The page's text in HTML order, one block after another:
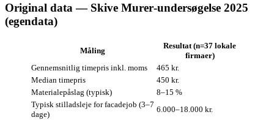
Original data — Skive Murer‑undersøgelse 2025
(egendata)
Måling
Resultat (n=37 lokale
firmaer)
Gennemsnitlig timepris inkl. moms
465 kr.
Median timepris
450 kr.
Materiale­påslag (typisk)
8–15 %
Typisk stilladsleje for facadejob (3–7
dage)
6.000–18.000 kr.